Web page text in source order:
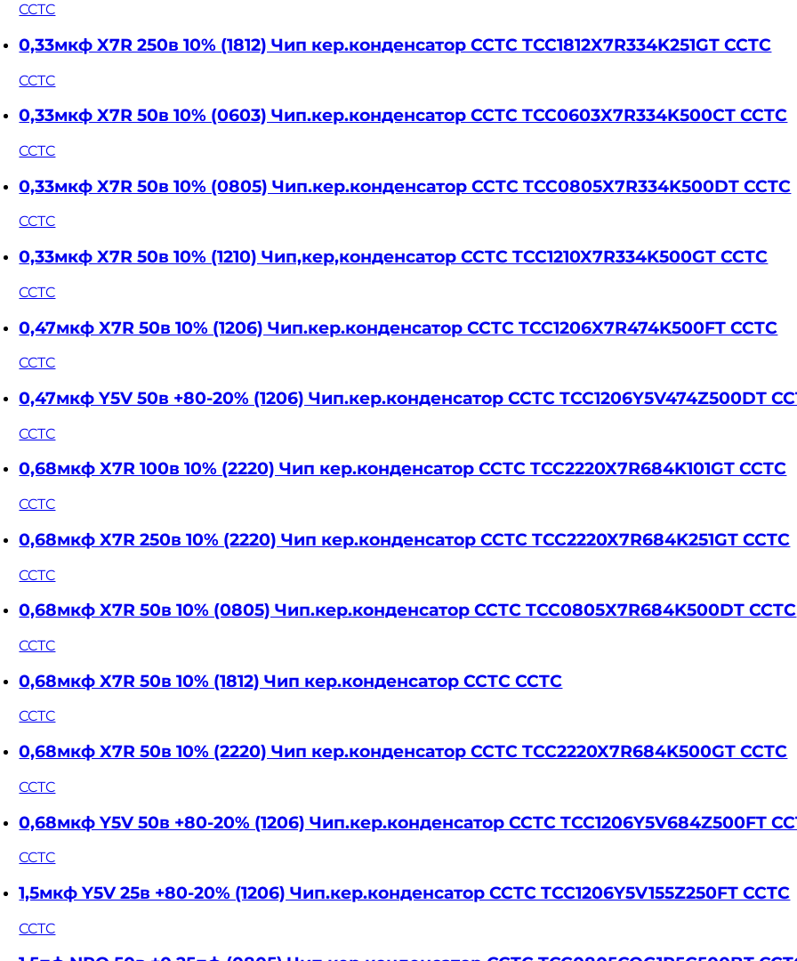
CCTC
0,33мкф X7R 250в 10% (1812) Чип кер.конденсатор CCTC TCC1812X7R334K251GT CCTC
CCTC
0,33мкф X7R 50в 10% (0603) Чип.кер.конденсатор CCTC TCC0603X7R334K500CT CCTC
CCTC
0,33мкф X7R 50в 10% (0805) Чип.кер.конденсатор CCTC TCC0805X7R334K500DT CCTC
CCTC
0,33мкф X7R 50в 10% (1210) Чип,кер,конденсатор CCTC TCC1210X7R334K500GT CCTC
CCTC
0,47мкф X7R 50в 10% (1206) Чип.кер.конденсатор CCTC TCC1206X7R474K500FT CCTC
CCTC
0,47мкф Y5V 50в +80-20% (1206) Чип.кер.конденсатор CCTC TCC1206Y5V474Z500DT
CCTC
0,68мкф X7R 100в 10% (2220) Чип кер.конденсатор CCTC TCC2220X7R684K101GT CCTC
CCTC
0,68мкф X7R 250в 10% (2220) Чип кер.конденсатор CCTC TCC2220X7R684K251GT CCTC
CCTC
0,68мкф X7R 50в 10% (0805) Чип.кер.конденсатор CCTC TCC0805X7R684K500DT CCTC
CCTC
0,68мкф X7R 50в 10% (1812) Чип кер.конденсатор CCTC CCTC
CCTC
0,68мкф X7R 50в 10% (2220) Чип кер.конденсатор CCTC TCC2220X7R684K500GT CCTC
CCTC
0,68мкф Y5V 50в +80-20% (1206) Чип.кер.конденсатор CCTC TCC1206Y5V684Z500FT
CCTC
1,5мкф Y5V 25в +80-20% (1206) Чип.кер.конденсатор CCTC TCC1206Y5V155Z250FT CCTC
CCTC